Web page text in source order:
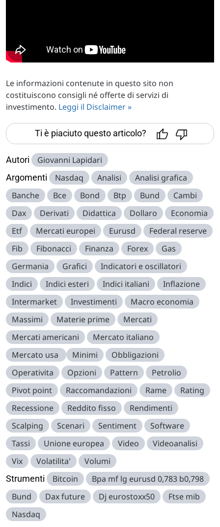
Le informazioni contenute in questo sito non
costituiscono consigli né offerte di servizi di
investimento. Leggi il Disclaimer »
Ti è piaciuto questo articolo?
Autori Giovanni Lapidari
Argomenti Nasdaq Analisi
Analisi grafica
Banche
Bce Bond Btp Bund
Cambi
Dax
Derivati Didattica Dollaro
Economia
Etf
Mercati europei Eurusd
Federal reserve
Fib
Fibonacci Finanza Forex
Gas
Germania
Grafici
Indicatori e oscillatori
Indici
Indici esteri Indici italiani
Inflazione
Intermarket
Investimenti
Macro economia
Massimi
Materie prime
Mercati
Mercati americani
Mercato italiano
Mercato usa
Minimi
Obbligazioni
Operativita
Opzioni Pattern
Petrolio
Pivot point
Raccomandazioni Rame
Rating
Recessione
Reddito fisso
Rendimenti
Scalping
Scenari Sentiment
Software
Tassi
Unione europea Video
Videoanalisi
Vix
Volatilita' Volumi
Strumenti Bitcoin
Bpa mf lg eurusd 0,783 b0,798
Bund
Dax future Dj eurostoxx50
Ftse mib
Nasdaq